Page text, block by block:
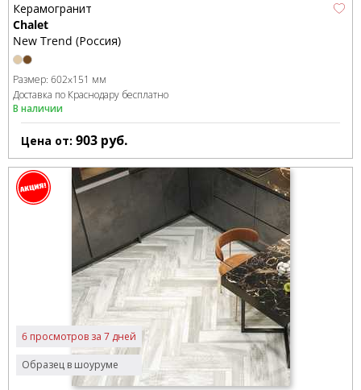
Керамогранит
Chalet
New Trend (Россия)
Размер: 602x151 мм
Доставка по Краснодару бесплатно
В наличии
Цена от: 903 руб.
Образец в шоуруме
6 просмотров за 7 дней